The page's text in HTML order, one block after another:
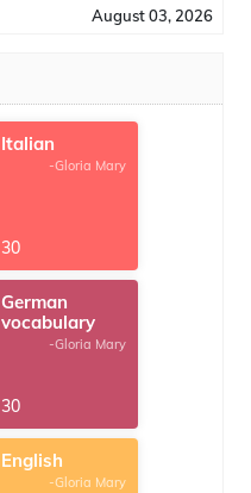
August 03, 2026
Italian
-Gloria Mary
30
German
vocabulary
-Gloria Mary
30
English
-Gloria Mary